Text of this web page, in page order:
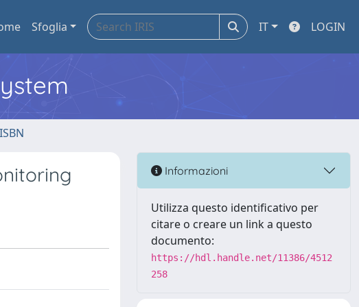
Sfoglia IT LOGIN
Informazioni
Utilizza questo identificativo per
citare o creare un link a questo
documento:
https://hdl.handle.net/11386/4512
258